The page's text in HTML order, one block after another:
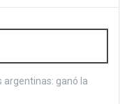
argentinas: ganó la